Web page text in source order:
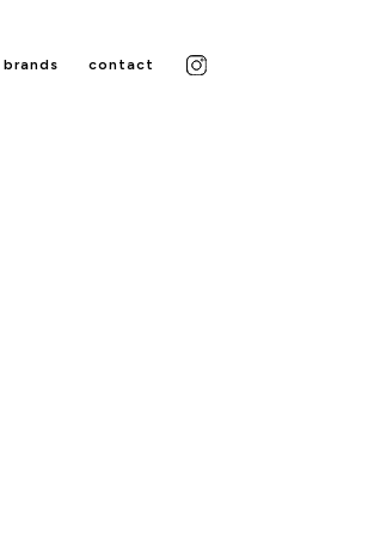
brands contact